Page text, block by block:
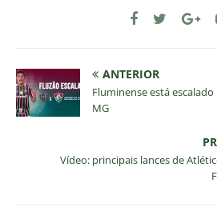
ANTERIOR
Fluminense está
MG
Vídeo: principais lances de